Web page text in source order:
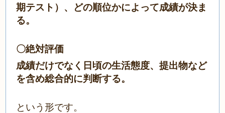
期テスト）、どの順位かによって成績が決ま
る。
〇絶対評価
成績だけでなく日頃の生活態度、提出物など
を含め総合的に判断する。
という形です。